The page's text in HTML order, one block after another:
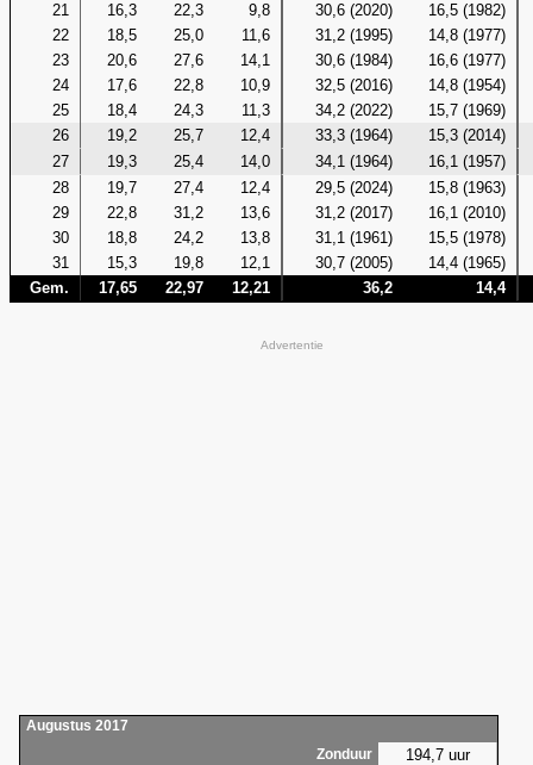
21
16,3 22,3 9,8 30,6 (2020)
16,5 (1982)
22
18,5 25,0 11,6 31,2 (1995)
14,8 (1977)
23
20,6 27,6 14,1 30,6 (1984)
16,6 (1977)
24
17,6 22,8 10,9 32,5 (2016)
14,8 (1954)
25
18,4 24,3 11,3 34,2 (2022)
15,7 (1969)
26
19,2 25,7 12,4 33,3 (1964)
15,3 (2014)
27
19,3 25,4 14,0 34,1 (1964)
16,1 (1957)
28
19,7 27,4 12,4 29,5 (2024)
15,8 (1963)
29
22,8 31,2 13,6 31,2 (2017)
16,1 (2010)
30
18,8 24,2 13,8 31,1 (1961)
15,5 (1978)
31
15,3 19,8 12,1 30,7 (2005)
14,4 (1965)
Gem.
17,65 22,97 12,21 36,2 14,4
Advertentie
Augustus 2017
Zonduur
194,7 uur